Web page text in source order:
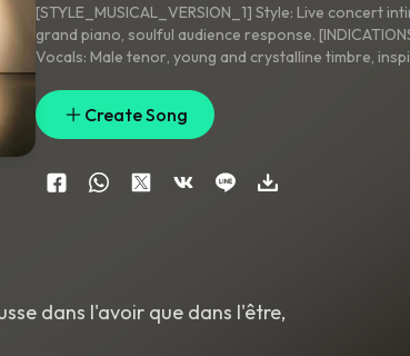
[STYLE_MUSICAL_VERSION_1] Style: Live concert
grand piano, soulful audience response.
Vocals: Male tenor, young and crystalline timbre,
vocal line that floats above the piano. Delicate
the clarity of a childhood memory. Organic and fluid
[STYLE_MUSICAL_VERSION_2] Style: Intimate
grand piano
acoustic resonance.
Male tenor
young and crystalline timbre
Create Song
dans l'avoir que dans l'être,